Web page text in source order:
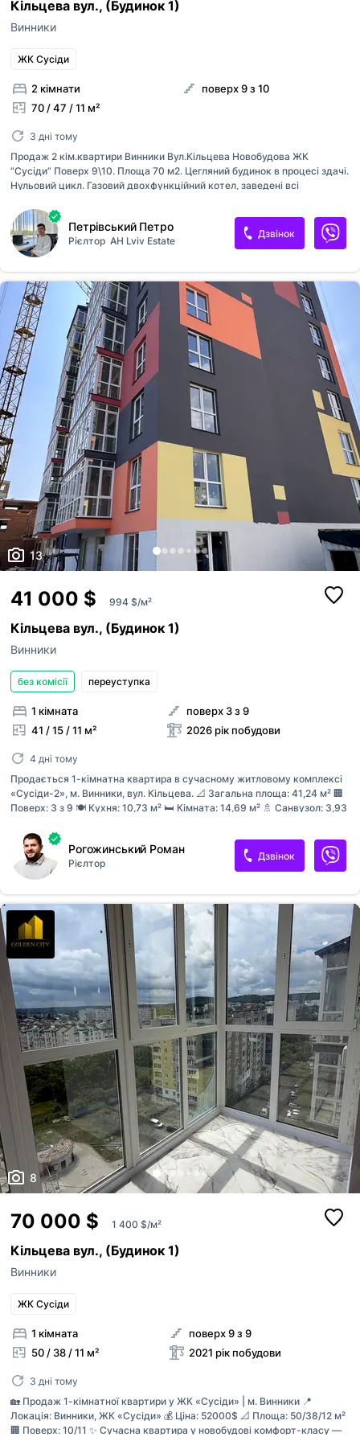
Кільцева вул., (Будинок 1)
Винники
ЖК Сусіди
2 кімнати
70 / 47 / 11 м²
поверх 9 з 10
3 дні тому
Продаж 2 кім.квартири Винники Вул.Кільцева Новобудова ЖК
“Сусіди” Поверх 9\10. Площа 70 м2. Цегляний будинок в процесі здачі.
Нульовий цикл. Газовий двохфункційний котел, заведені всі
санвузли. Панорамний вигляд з балкону. Продаж по переуступці. Є
відеоогляд. Ціна 72 000$ Торг
Петрівський Петро
Рієлтор АН Lviv Estate
Дзвінок
13
41 000 $ 994 $/м²
Кільцева вул., (Будинок 1)
Винники
без комісії переуступка
1 кімната
41 / 15 / 11 м²
поверх 3 з 9
2026 рік побудови
4 дні тому
Продається 1-кімнатна квартира в сучасному житловому комплексі
«Сусіди-2», м. Винники, вул. Кільцева. 📐 Загальна площа: 41,24 м² 🏢
Поверх: 3 з 9 🍽 Кухня: 10,73 м² 🛏 Кімната: 14,69 м² 🚿 Санвузол: 3,93
кухня з виходом на лоджію, окрема спальня, зручний коридор та
санвузол. Комфортний 3-й поверх — один із найбільш затребуваних
для проживання. ЖК «Сусіди-2» будується у затишній частині
Винників на вул. Кільцева. Комплекс передбачає індивідуальне
опалення, цегляне будівництво, наземний паркінг, дитячий майданчик
та комерційні приміщення для щоденних потреб мешканців.
Переваги: ✔ комфортний 3 поверх; ✔ функціональне планування; ✔
вел...
Рогожинський Роман
Рієлтор
Дзвінок
8
70 000 $ 1 400 $/м²
Кільцева вул., (Будинок 1)
Винники
ЖК Сусіди
1 кімната
50 / 38 / 11 м²
поверх 9 з 9
2021 рік побудови
3 дні тому
🏡 Продаж 1-кімнатної квартири у ЖК «Сусіди» | м. Винники 📍
Локація: Винники, ЖК «Сусіди» 💰 Ціна: 52000$ 📐 Площа: 50/38/12 м²
🏢 Поверх: 10/11 ✨ Сучасна квартира у новобудові комфорт-класу —
Я - власник об'єкту
Це мій ексклюзив
Надіслати
ким із рієлторів вашого агентства їх закріпити.
оголошенням ваших рієлторів,
поповнювати баланс вашим рієлторам,
вашого АН